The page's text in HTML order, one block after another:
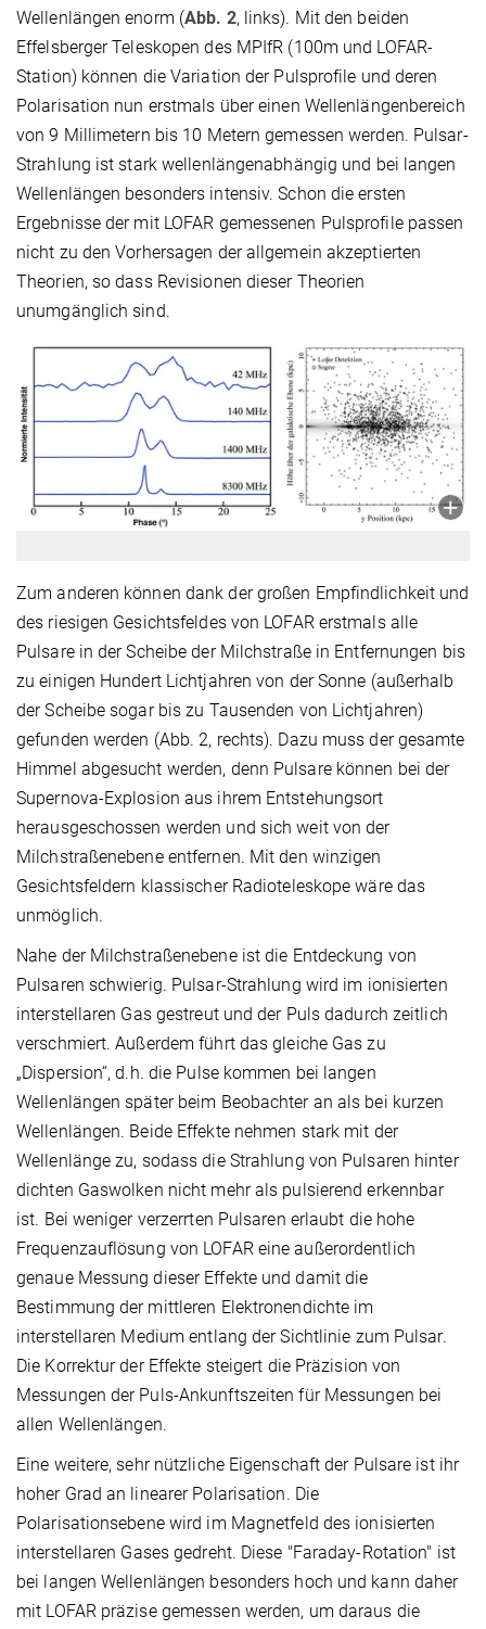
Wellenlängen enorm (Abb. 2, links). Mit den beiden
Effelsberger Teleskopen des MPIfR (100m und LOFAR-
Station) können die Variation der Pulsprofile und deren
Polarisation nun erstmals über einen Wellenlängenbereich
von 9 Millimetern bis 10 Metern gemessen werden. Pulsar-
Strahlung ist stark wellenlängenabhängig und bei langen
Wellenlängen besonders intensiv. Schon die ersten
Ergebnisse der mit LOFAR gemessenen Pulsprofile passen
nicht zu den Vorhersagen der allgemein akzeptierten
Theorien, so dass Revisionen dieser Theorien
unumgänglich sind.
Zum anderen können dank der großen Empfindlichkeit und
des riesigen Gesichtsfeldes von LOFAR erstmals alle
Pulsare in der Scheibe der Milchstraße in Entfernungen bis
zu einigen Hundert Lichtjahren von der Sonne (außerhalb
der Scheibe sogar bis zu Tausenden von Lichtjahren)
gefunden werden (Abb. 2, rechts). Dazu muss der gesamte
Himmel abgesucht werden, denn Pulsare können bei der
Supernova-Explosion aus ihrem Entstehungsort
herausgeschossen werden und sich weit von der
Milchstraßenebene entfernen. Mit den winzigen
Gesichtsfeldern klassischer Radioteleskope wäre das
unmöglich.
Nahe der Milchstraßenebene ist die Entdeckung von
Pulsaren schwierig. Pulsar-Strahlung wird im ionisierten
interstellaren Gas gestreut und der Puls dadurch zeitlich
verschmiert. Außerdem führt das gleiche Gas zu
„Dispersion“, d.h. die Pulse kommen bei langen
Wellenlängen später beim Beobachter an als bei kurzen
Wellenlängen. Beide Effekte nehmen stark mit der
Wellenlänge zu, sodass die Strahlung von Pulsaren hinter
dichten Gaswolken nicht mehr als pulsierend erkennbar
ist. Bei weniger verzerrten Pulsaren erlaubt die hohe
Frequenzauflösung von LOFAR eine außerordentlich
genaue Messung dieser Effekte und damit die
Bestimmung der mittleren Elektronendichte im
interstellaren Medium entlang der Sichtlinie zum Pulsar.
Die Korrektur der Effekte steigert die Präzision von
Messungen der Puls-Ankunftszeiten für Messungen bei
allen Wellenlängen.
Eine weitere, sehr nützliche Eigenschaft der Pulsare ist ihr
hoher Grad an linearer Polarisation. Die
Polarisationsebene wird im Magnetfeld des ionisierten
interstellaren Gases gedreht. Diese "Faraday-Rotation" ist
bei langen Wellenlängen besonders hoch und kann daher
mit LOFAR präzise gemessen werden, um daraus die